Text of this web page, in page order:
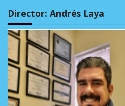
Director: Andrés Laya